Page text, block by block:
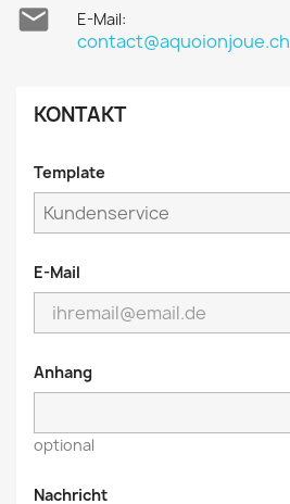
 E-Mail:
contact@aquoionjoue.ch
KONTAKT
Template
E-Mail
Anhang
optional
Nachricht